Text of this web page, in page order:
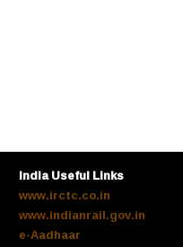
India Useful Links
www.irctc.co.in
www.indianrail.gov.in
e-Aadhaar